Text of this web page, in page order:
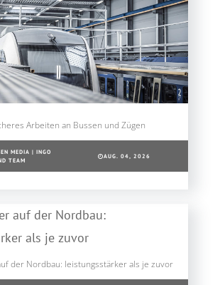
Arbeiten an Bussen und Zügen
MEDIA | INGO
TEAM
AUG. 04, 2026
der Nordbau: leistungsstärker als je zuvor